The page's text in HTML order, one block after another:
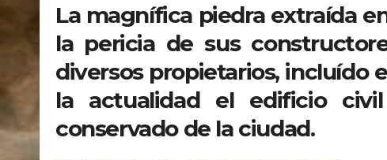
La magnífica piedra extraída
la pericia de sus
diversos propietarios, incluído
la actualidad el edificio
conservado de la ciudad.